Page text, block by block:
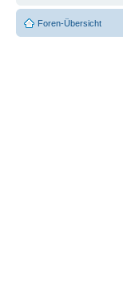
Foren-Übersicht